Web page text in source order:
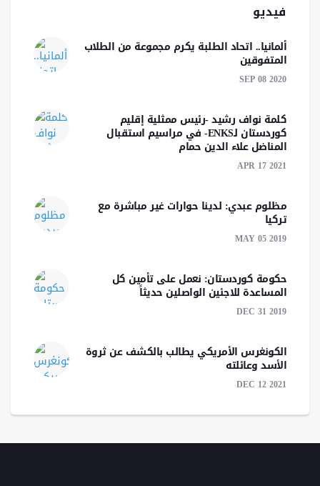
فيديو
ألمانيا.. اتحاد الطلبة يكرم مجموعة من الطلاب
المتفوقين
SEP 08 2020
كلمة نواف رشید -رئیس ممثلية إقليم
كوردستان لـENKS- في مراسيم استقبال
المناضل علاء الدين حمام
APR 17 2021
مظلوم عبدي: لدينا حوارات غير مباشرة مع
تركيا‎
MAY 05 2019
حكومة كوردستان: نعمل على تأمين كل
المساعدة للاجئين الواصلين حديثاً
DEC 31 2019
الكونغرس الأمريكي يطالب بالكشف عن ثروة
الأسد وعائلته
DEC 12 2021